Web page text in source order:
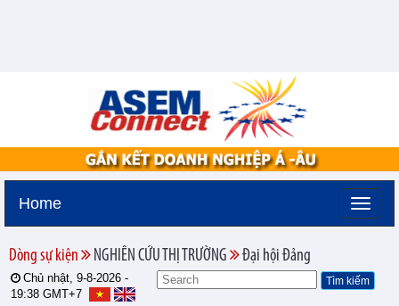
Home
Dòng sự kiện NGHIÊN CỨU THỊ TRƯỜNG Đại hội Đảng
Chủ nhật, 9-8-2026 -
19:38 GMT+7